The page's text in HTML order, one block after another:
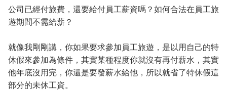
公司已經付旅費，還要給付員工薪資嗎？如何合法在員工旅
遊期間不需給薪？
就像我剛剛講，你如果要求參加員工旅遊，是以用自己的特
休假來參加為條件，其實某種程度你就沒有再付薪水，其實
他年底沒用完，你還是要發薪水給他，所以就省了特休假這
部分的未休工資。